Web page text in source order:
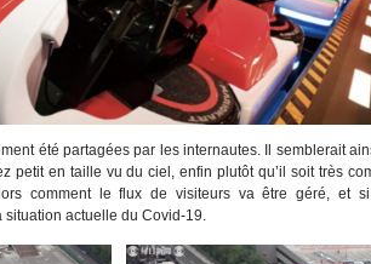
été partagées par les internautes. Il semblerait
petit en taille vu du ciel, enfin plutôt qu’il soit très
comment le flux de visiteurs va être géré, et
situation actuelle du Covid-19.